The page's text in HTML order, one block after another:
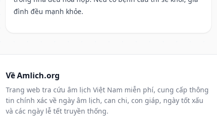
đình đều mạnh khỏe.
Về Amlich.org
Trang web tra cứu âm lịch Việt Nam miễn phí, cung cấp thông
tin chính xác về ngày âm lịch, can chi, con giáp, ngày tốt xấu
và các ngày lễ tết truyền thống.